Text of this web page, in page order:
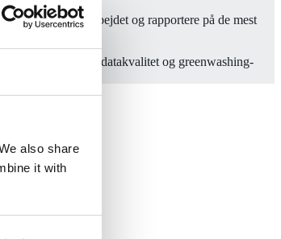
also share
it with
struktur på arbejdet og rapportere på de mest
KPI'er, dårlig datakvalitet og greenwashing-